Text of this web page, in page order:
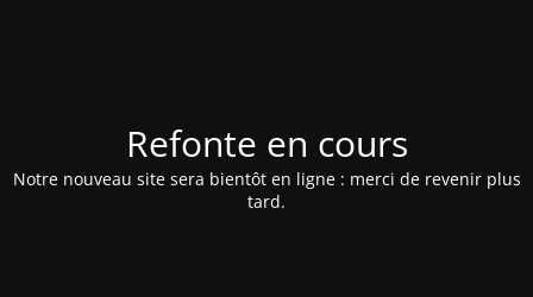
Refonte en cours
Notre nouveau site sera bientôt en ligne : merci de revenir plus
tard.